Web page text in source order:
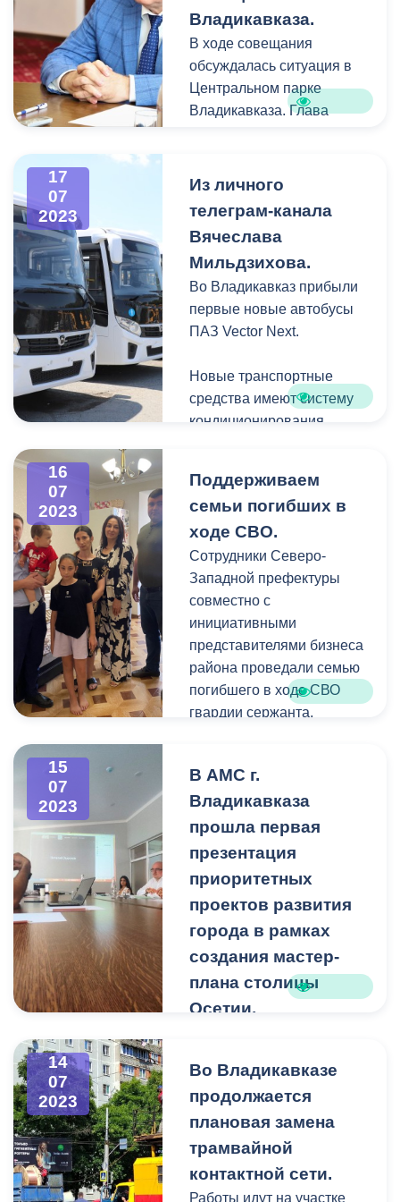
Владикавказа.
В ходе совещания
обсуждалась ситуация в
Центральном парке
Владикавказа. Глава
архитектуры Аслану
контроле ход работ по
строительству
хозфекального
коллектора, участок
которого прокладывают
через центральный парк
Коста Хетагурова.
17
07
2023
Из личного
телеграм-канала
Вячеслава
Мильдзихова.
Во Владикавказ прибыли
первые новые автобусы
ПАЗ Vector Next.
Новые транспортные
средства имеют систему
кондиционирования,
электронное табло,
тахографы, систему
ГЛОНАСС/GPS
мониторинга, терминал
безналичной оплаты.
16
07
2023
Поддерживаем
семьи погибших в
ходе СВО.
Сотрудники Северо-
Западной префектуры
совместно с
инициативными
представителями бизнеса
района проведали семью
погибшего в ходе СВО
гвардии сержанта,
Руслана Козаева.
15
07
2023
В АМС г.
Владикавказа
прошла первая
презентация
приоритетных
проектов развития
города в рамках
создания мастер-
плана столицы
Осетии.
рабочий визит
представителей
проектного офиса АО
«ДОМ.РФ» во
Владикавказ.
14
07
2023
Во Владикавказе
продолжается
плановая замена
трамвайной
контактной сети.
Работы идут на участке